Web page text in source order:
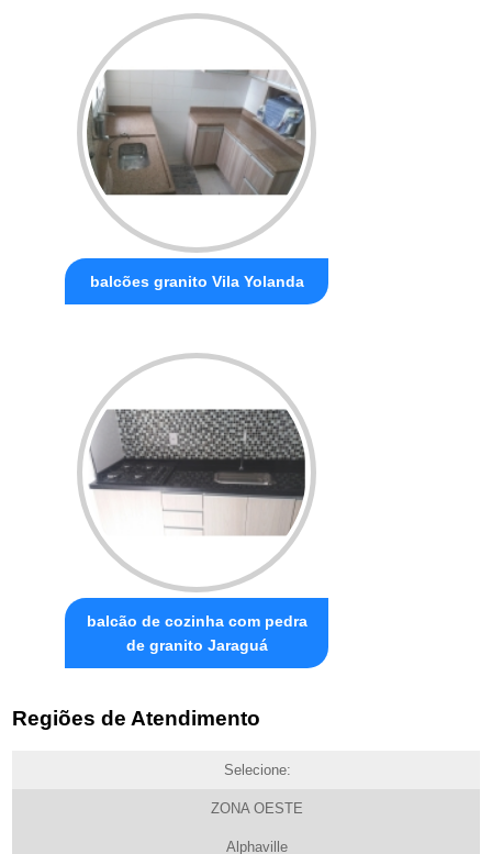
balcões granito Vila Yolanda
balcão de cozinha com pedra
de granito Jaraguá
Regiões de Atendimento
Selecione:
ZONA OESTE
Alphaville